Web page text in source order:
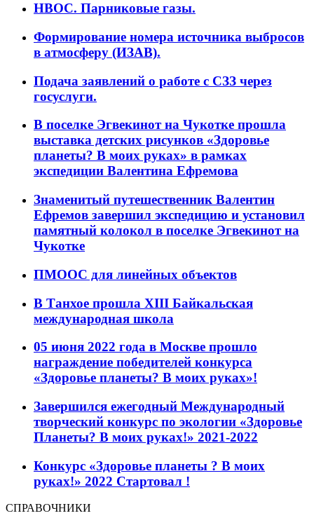
НВОС. Парниковые газы.
Формирование номера источника выбросов
в атмосферу (ИЗАВ).
Подача заявлений о работе с СЗЗ через
госуслуги.
В поселке Эгвекинот на Чукотке прошла
выставка детских рисунков «Здоровье
планеты? В моих руках» в рамках
экспедиции Валентина Ефремова
Знаменитый путешественник Валентин
Ефремов завершил экспедицию и установил
памятный колокол в поселке Эгвекинот на
Чукотке
ПМООС для линейных объектов
В Танхое прошла XIII Байкальская
международная школа
05 июня 2022 года в Москве прошло
награждение победителей конкурса
«Здоровье планеты? В моих руках»!
Завершился ежегодный Международный
творческий конкурс по экологии «Здоровье
Планеты? В моих руках!» 2021-2022
Конкурс «Здоровье планеты ? В моих
руках!» 2022 Стартовал !
СПРАВОЧНИКИ